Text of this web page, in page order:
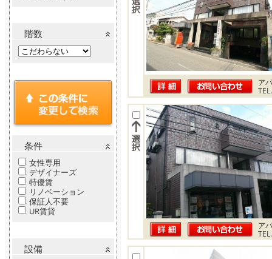
階数
条件
女性専用
デザイナーズ
特優賃
リノベーション
保証人不要
UR賃貸
設備
ア
ア